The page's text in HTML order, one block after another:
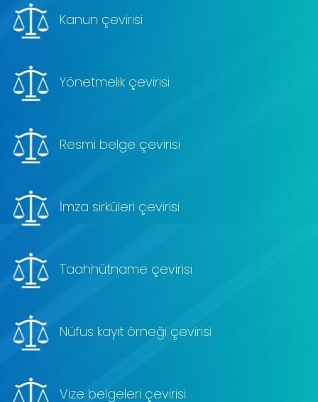
Kanun çevirisi
Yönetmelik çevirisi
Resmi belge çevirisi
İmza sirküleri çevirisi
Taahhütname çevirisi
Nüfus kayıt örneği çevirisi
Vize belgeleri çevirisi